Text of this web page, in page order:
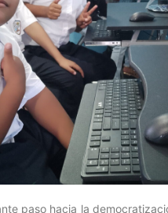
paso hacia la